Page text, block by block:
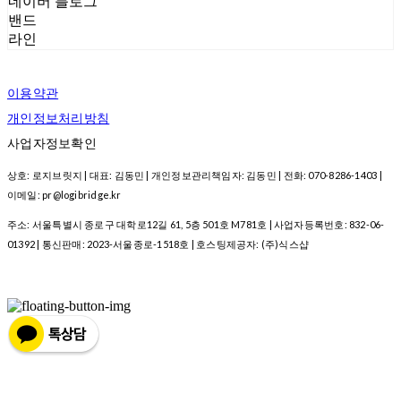
밴드
라인
이용약관
개인정보처리방침
사업자정보확인
상호: 로지브릿지 | 대표: 김동민 | 개인정보관리책임자: 김동민 | 전화: 070-8286-1403 |
이메일: pr@logibridge.kr
주소: 서울특별시 종로구 대학로12길 61, 5층 501호 M781호 | 사업자등록번호: 832-06-
01392 | 통신판매: 2023-서울종로-1518호 | 호스팅제공자: (주)식스샵